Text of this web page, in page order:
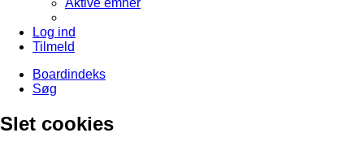
Aktive emner
Log ind
Tilmeld
Boardindeks
Søg
Slet cookies